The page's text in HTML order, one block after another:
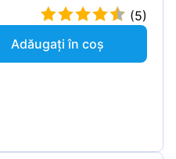
(5)
Adăugați în coș